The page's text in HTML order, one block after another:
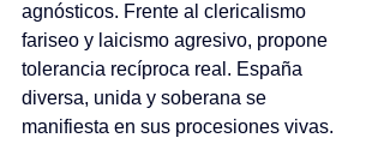
agnósticos. Frente al clericalismo
fariseo y laicismo agresivo, propone
tolerancia recíproca real. España
diversa, unida y soberana se
manifiesta en sus procesiones vivas.